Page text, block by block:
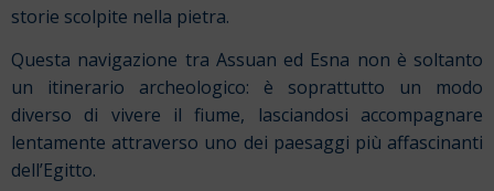
storie scolpite nella pietra.
Questa navigazione tra Assuan ed Esna non è soltanto
un itinerario archeologico: è soprattutto un modo
diverso di vivere il fiume, lasciandosi accompagnare
lentamente attraverso uno dei paesaggi più affascinanti
dell’Egitto.